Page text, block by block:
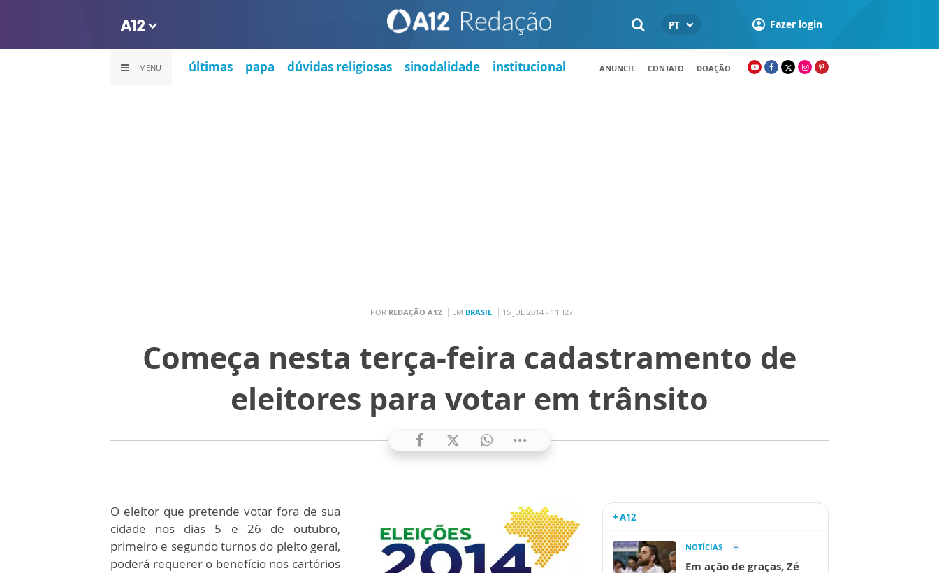
PT Fazer login
MENU últimas papa dúvidas religiosas sinodalidade institucional ANUNCIE CONTATO DOAÇÃO
POR REDAÇÃO A12 EM BRASIL 15 JUL 2014 - 11H27
Começa nesta terça-feira cadastramento de
eleitores para votar em trânsito
O eleitor que pretende votar fora de sua
cidade nos dias 5 e 26 de outubro,
primeiro e segundo turnos do pleito geral,
poderá requerer o benefício nos cartórios
+ A12
NOTÍCIAS
Em ação de graças, Zé